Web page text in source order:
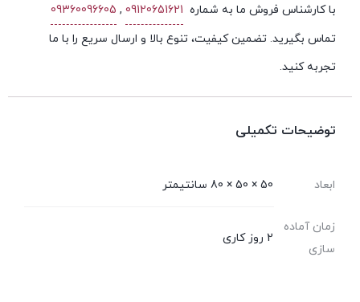
با کارشناس فروش ما به شماره 09120651621
,
09360096605
تماس بگیرید. تضمین کیفیت، تنوع بالا و ارسال سریع را با ما
تجربه کنید.
توضیحات تکمیلی
ابعاد 50 × 50 × 80 سانتیمتر
زمان آماده
سازی
2 روز کاری